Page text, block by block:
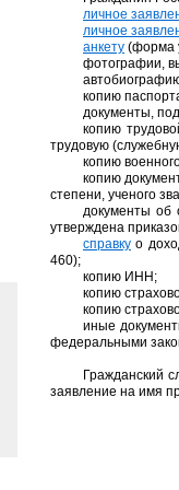
личное
личное
анкету (форма
фотографии,
копию
документы,
копию
трудовую
копию
копию
степени, ученого
документы об
утверждена
справку о
460);
копию ИНН;
копию
копию
иные
федеральными
Гражданский
заявление на имя